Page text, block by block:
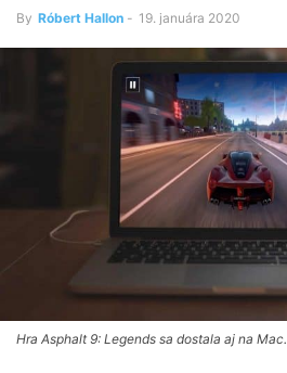
By Róbert Hallon - 19. januára 2020
Hra Asphalt 9: Legends sa dostala aj na Mac.